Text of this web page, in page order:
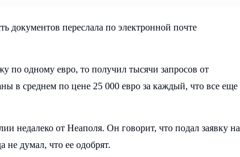
документов переслала по электронной почте
по одному евро, то получил тысячи запросов от
в среднем по цене 25 000 евро за каждый, что все еще
недалеко от Неаполя. Он говорит, что подал заявку на
не думал, что ее одобрят.